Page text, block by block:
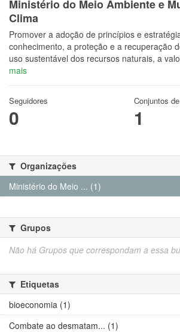
Ministério do Meio Ambiente e
Clima
Promover a adoção de princípios e
conhecimento, a proteção e a recuperação
uso sustentável dos recursos naturais, a
mais
Seguidores
0
Conjuntos
1
Organizações
Ministério do Meio ... (1)
Grupos
Não há Grupos que correspondam a essa
Etiquetas
bioeconomia (1)
Combate ao desmatam... (1)